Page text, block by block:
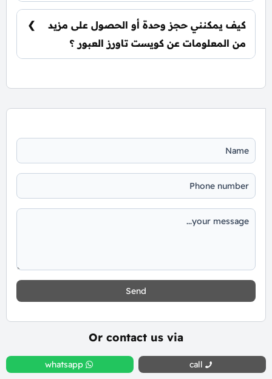
يتم تسليم الوحدات خلال ثلاث سنوات من تاريخ
التعاقد، مع إمكانية التسليم نصف تشطيب أو
تشطيب كامل حسب رغبة العميل.
كيف يمكنني حجز وحدة أو الحصول على مزيد
من المعلومات عن كويست تاورز العبور ؟
Send
Or contact us via
call
whatsapp